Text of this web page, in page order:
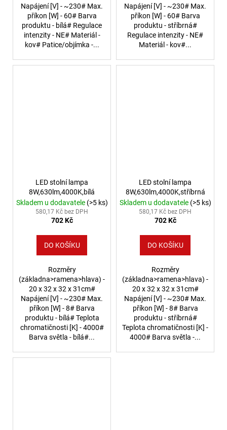
Napájení [V] - ~230# Max.
příkon [W] - 60# Barva
produktu - bílá# Regulace
intenzity - NE# Materiál -
kov# Patice/objímka -...
Napájení [V] - ~230# Max.
příkon [W] - 60# Barva
produktu - stříbrná#
Regulace intenzity - NE#
Materiál - kov#...
LED stolní lampa
8W,630lm,4000K,bílá
Skladem u dodavatele (>5 ks)
580,17 Kč bez DPH
702 Kč
DO KOŠÍKU
Rozměry
(základna>ramena>hlava) -
20 x 32 x 32 x 31cm#
Napájení [V] - ~230# Max.
příkon [W] - 8# Barva
produktu - bílá# Teplota
chromatičnosti [K] - 4000#
Barva světla - bílá#...
LED stolní lampa
8W,630lm,4000K,stříbrná
Skladem u dodavatele (>5 ks)
580,17 Kč bez DPH
702 Kč
DO KOŠÍKU
Rozměry
(základna>ramena>hlava) -
20 x 32 x 32 x 31cm#
Napájení [V] - ~230# Max.
příkon [W] - 8# Barva
produktu - stříbrná#
Teplota chromatičnosti [K] -
4000# Barva světla -...